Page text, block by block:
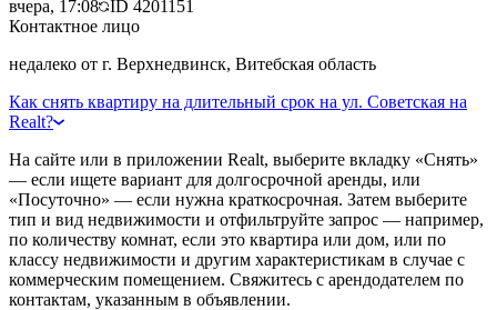
вчера, 17:08 ID 4201151
Контактное лицо
недалеко от г. Верхнедвинск, Витебская область
Как снять квартиру на длительный срок на ул. Советская на
Realt?
На сайте или в приложении Realt, выберите вкладку «Снять»
— если ищете вариант для долгосрочной аренды, или
«Посуточно» — если нужна краткосрочная. Затем выберите
тип и вид недвижимости и отфильтруйте запрос — например,
по количеству комнат, если это квартира или дом, или по
классу недвижимости и другим характеристикам в случае с
коммерческим помещением. Свяжитесь с арендодателем по
контактам, указанным в объявлении.